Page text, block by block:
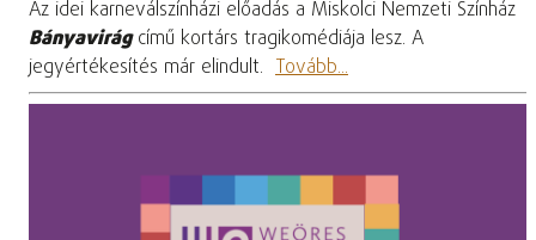
Az idei karneválszínházi előadás a Miskolci Nemzeti Színház
Bányavirágcímű kortárs tragikomédiája lesz. A
jegyértékesítés már elindult. Tovább...